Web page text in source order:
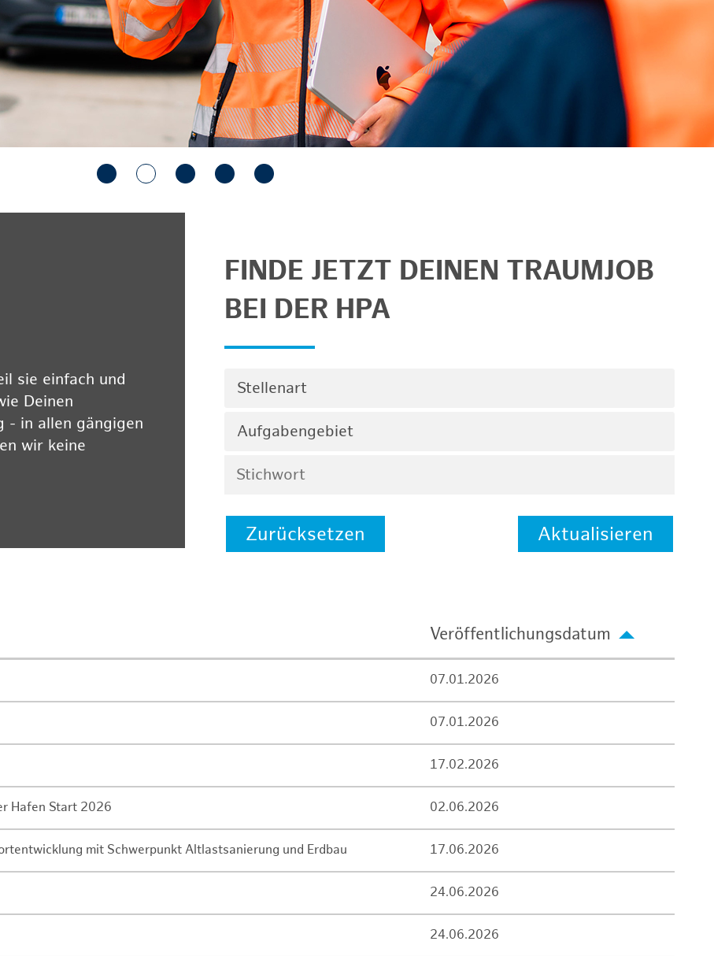
sie einfach und
Deinen
- in allen gängigen
wir keine
FINDE JETZT DEINEN TRAUMJOB
BEI DER HPA
Stellenart
Aufgabengebiet
Zurücksetzen Aktualisieren
Veröffentlichungsdatum
07.01.2026
07.01.2026
17.02.2026
Hafen Start 2026 02.06.2026
mit Schwerpunkt Altlastsanierung und Erdbau 17.06.2026
24.06.2026
24.06.2026